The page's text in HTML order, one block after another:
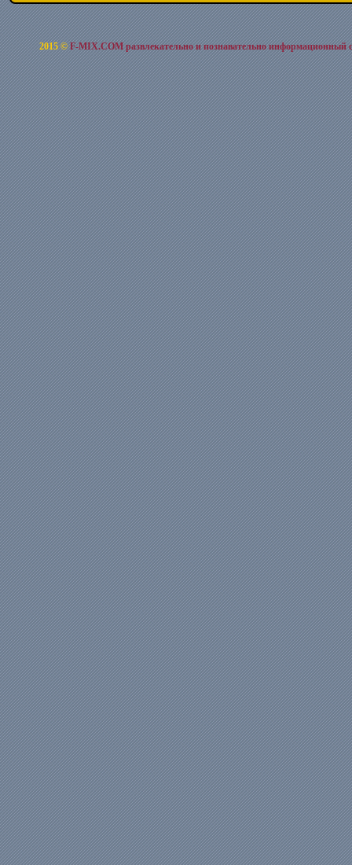
2015 ©F-MIX.COM развлекательно и познавательно информационный